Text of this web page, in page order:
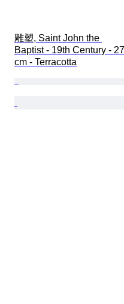
雕塑, Saint John the
Baptist - 19th Century - 27
cm - Terracotta